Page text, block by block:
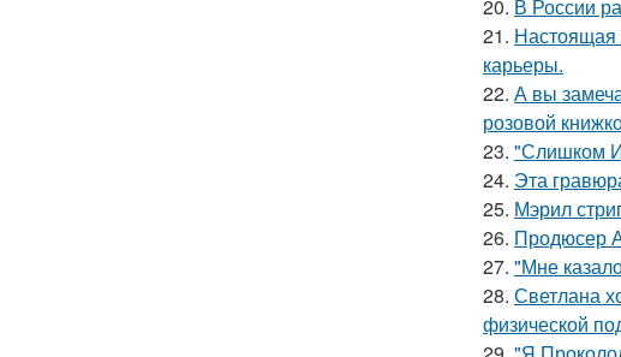
20. В России
21. Настоящая
карьеры.
22. А вы
розовой
23. "Слишком
24. Эта
25. Мэрил
26. Продюсер
27. "Мне
28. Светлана
физической